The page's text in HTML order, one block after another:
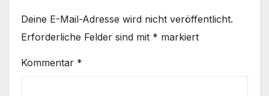
Deine E-Mail-Adresse wird nicht veröffentlicht.
Erforderliche Felder sind mit * markiert
Kommentar *